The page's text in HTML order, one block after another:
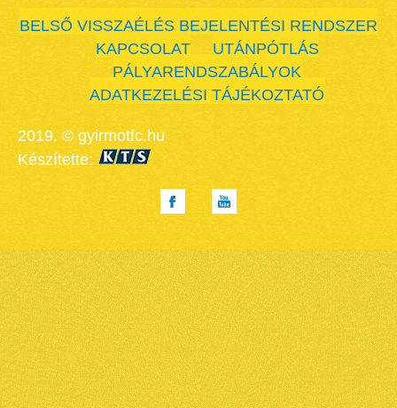
BELSŐ VISSZAÉLÉS BEJELENTÉSI RENDSZER
KAPCSOLAT
UTÁNPÓTLÁS
PÁLYARENDSZABÁLYOK
ADATKEZELÉSI TÁJÉKOZTATÓ
2019. © gyirmotfc.hu
Készítette: